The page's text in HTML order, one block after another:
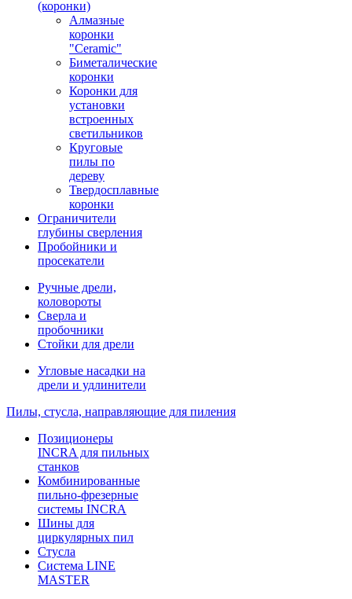
(коронки)
Алмазные
коронки
"Ceramic"
Биметалические
коронки
Коронки для
установки
встроенных
светильников
Круговые
пилы по
дереву
Твердосплавные
коронки
Ограничители
глубины сверления
Пробойники и
просекатели
Ручные дрели,
коловороты
Сверла и
пробочники
Стойки для дрели
Угловые насадки на
дрели и удлинители
Пилы, стусла, направляющие для пиления
Позиционеры
INCRA для пильных
станков
Комбинированные
пильно-фрезерные
системы INCRA
Шины для
циркулярных пил
Стусла
Система LINE
MASTER